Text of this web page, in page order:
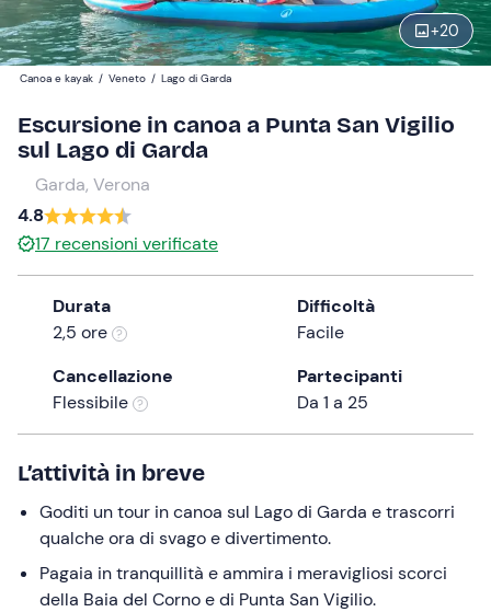
+20
interact
with
the
calendar
and
select
date.
Press
the
question
mark
keyboard
shortcuts
for
changing
dates.
Adulti
40 €
1
Ragazzi
25 €
0
Canoa e kayak / Veneto / Lago di Garda
Escursione in canoa a Punta San Vigilio
sul Lago di Garda
Garda, Verona
4.8
17 recensioni verificate
Durata
2,5 ore
Difficoltà
Facile
Cancellazione
Flessibile
Partecipanti
Da 1 a 25
L’attività in breve
Goditi un tour in canoa sul Lago di Garda e trascorri
qualche ora di svago e divertimento.
Pagaia in tranquillità e ammira i meravigliosi scorci
della Baia del Corno e di Punta San Vigilio.